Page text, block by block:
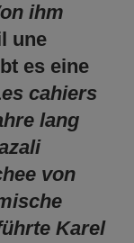
ihm
une
es eine
cahiers
lang
von
Karel